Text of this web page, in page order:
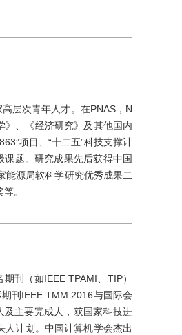
层次青年人才。在PNAS，N
、《经济研究》及其他国内
项目、“十二五”科技支撑计
题。研究成果先后获得中国
能源局软科学研究优秀成果二
。
刊（如IEEE TPAMI、TIP）
刊IEEE TMM 2016与国际会
主要完成人，获国家科技进
计划。中国计算机学会杰出